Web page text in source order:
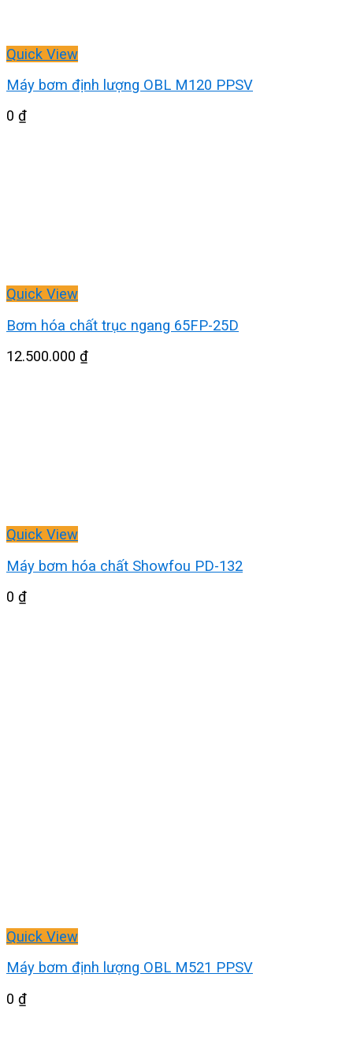
Quick View
Máy bơm định lượng OBL M120 PPSV
0 ₫
Quick View
Bơm hóa chất trục ngang 65FP-25D
12.500.000 ₫
Quick View
Máy bơm hóa chất Showfou PD-132
0 ₫
Quick View
Máy bơm định lượng OBL M521 PPSV
0 ₫